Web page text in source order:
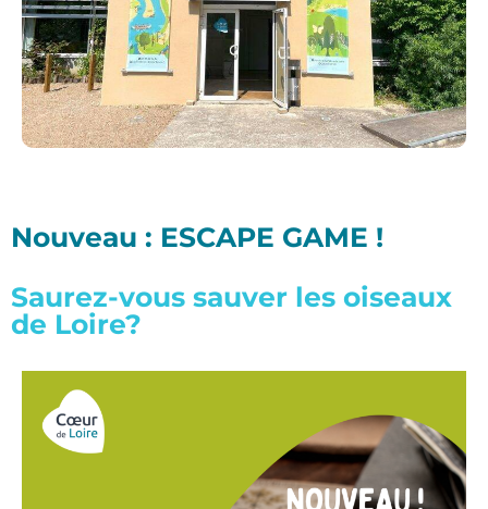
Nouveau : ESCAPE GAME !
Saurez-vous sauver les oiseaux
de Loire?